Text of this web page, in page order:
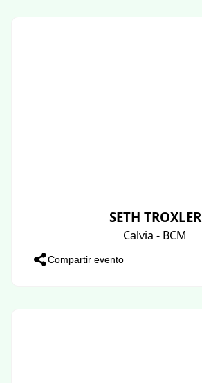
SETH TROXLER
Calvia - BCM
Compartir evento